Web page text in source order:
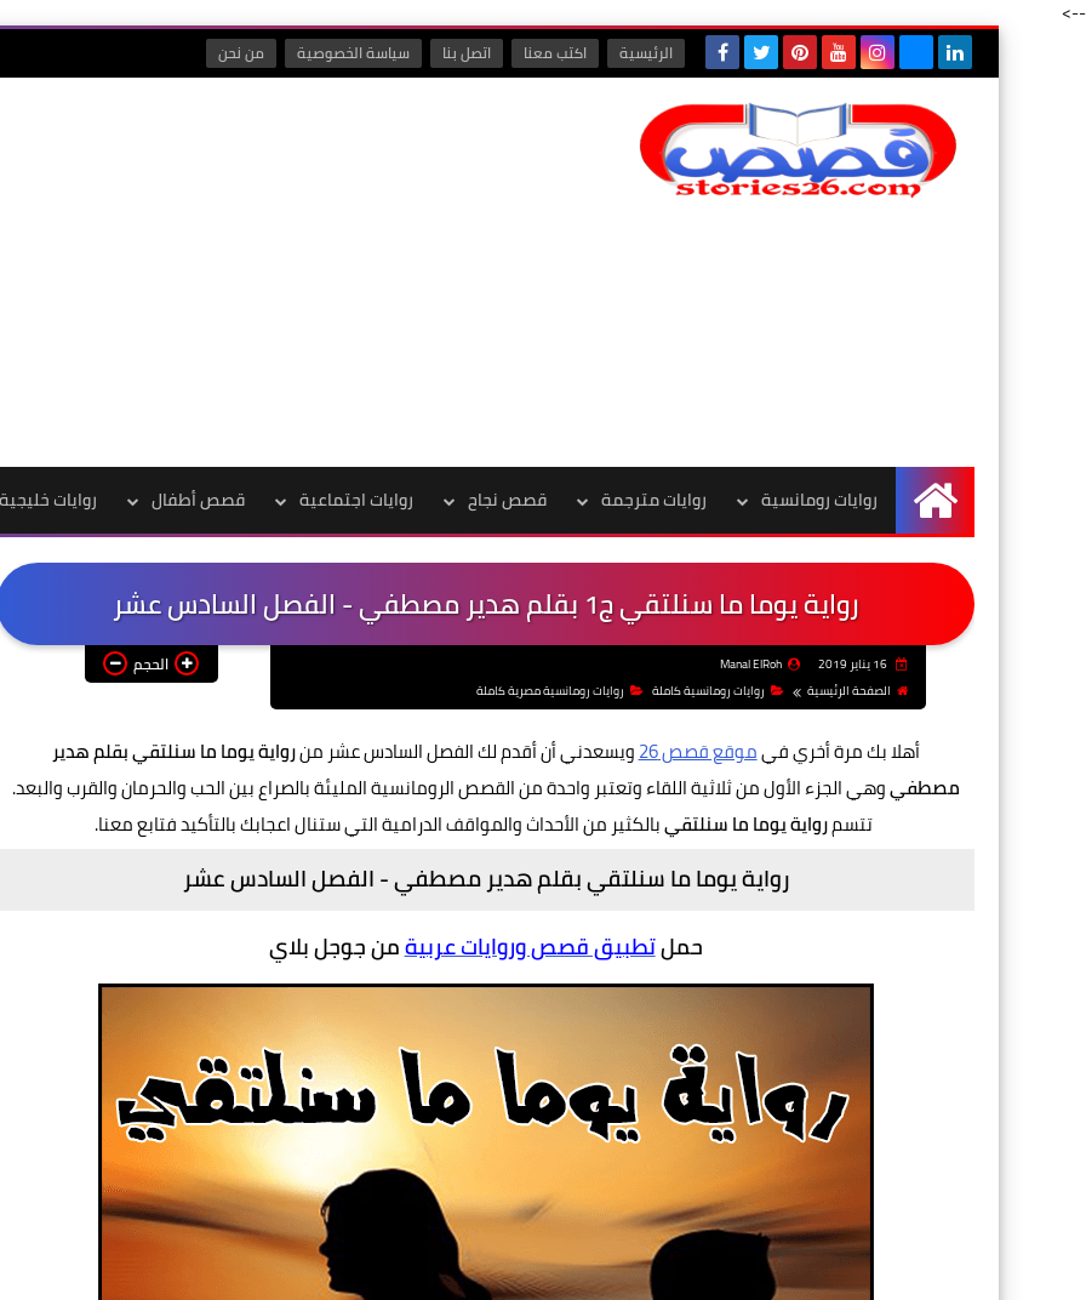
-->
الرئيسية اكتب معنا اتصل بنا سياسة الخصوصية من نحن
الرئيسية
روايات رومانسية روايات مترجمة قصص نجاح روايات اجتماعية قصص أطفال روايات خليجية
رواية يوما ما سنلتقي ج1 بقلم هدير مصطفي - الفصل السادس عشر
Manal ElRoh
الصفحة الرئيسية
روايات رومانسية كاملة روايات رومانسية مصرية كاملة
الحجم
أهلا بك مرة أخري فيموقع قصص 26 ويسعدني أن أقدم لك الفصل السادس عشر منرواية يوما ما سنلتقي بقلم هدير
مصطفيوهي الجزء الأول من ثلاثية اللقاء وتعتبر واحدة من القصص الرومانسية المليئة بالصراع بين الحب والحرمان والقرب والبعد.
تتسمرواية يوما ما سنلتقيبالكثير من الأحداث والمواقف الدرامية التي ستنال اعجابك بالتأكيد فتابع معنا.
رواية يوما ما سنلتقي بقلم هدير مصطفي -الفصل السادس عشر
حملتطبيق قصص وروايات عربيةمن جوجل بلاي